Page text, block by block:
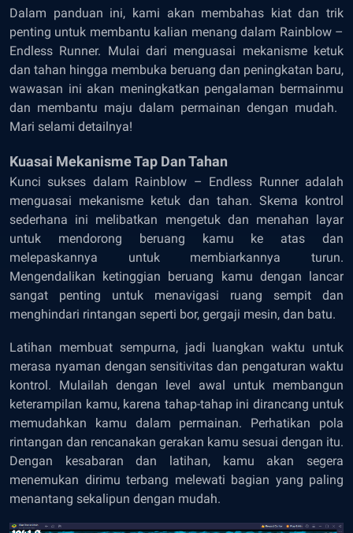
Dalam panduan ini, kami akan membahas kiat dan trik
penting untuk membantu kalian menang dalam Rainblow –
Endless Runner. Mulai dari menguasai mekanisme ketuk
dan tahan hingga membuka beruang dan peningkatan baru,
wawasan ini akan meningkatkan pengalaman bermainmu
dan membantu maju dalam permainan dengan mudah. ​​
Mari selami detailnya!
Kuasai Mekanisme Tap Dan Tahan
Kunci sukses dalam Rainblow – Endless Runner adalah
menguasai mekanisme ketuk dan tahan. Skema kontrol
sederhana ini melibatkan mengetuk dan menahan layar
untuk mendorong beruang kamu ke atas dan
melepaskannya untuk membiarkannya turun.
Mengendalikan ketinggian beruang kamu dengan lancar
sangat penting untuk menavigasi ruang sempit dan
menghindari rintangan seperti bor, gergaji mesin, dan batu.
Latihan membuat sempurna, jadi luangkan waktu untuk
merasa nyaman dengan sensitivitas dan pengaturan waktu
kontrol. Mulailah dengan level awal untuk membangun
keterampilan kamu, karena tahap-tahap ini dirancang untuk
memudahkan kamu dalam permainan. Perhatikan pola
rintangan dan rencanakan gerakan kamu sesuai dengan itu.
Dengan kesabaran dan latihan, kamu akan segera
menemukan dirimu terbang melewati bagian yang paling
menantang sekalipun dengan mudah.